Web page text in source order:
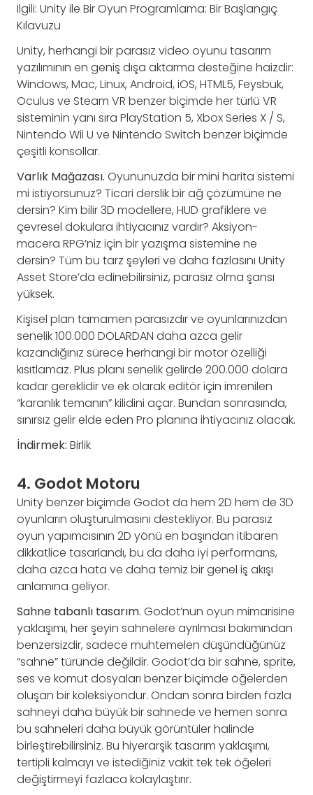
İlgili: Unity ile Bir Oyun Programlama: Bir Başlangıç
Kılavuzu
Unity, herhangi bir parasız video oyunu tasarım
yazılımının en geniş dışa aktarma desteğine haizdir:
Windows, Mac, Linux, Android, iOS, HTML5, Feysbuk,
Oculus ve Steam VR benzer biçimde her türlü VR
sisteminin yanı sıra PlayStation 5, Xbox Series X / S,
Nintendo Wii U ve Nintendo Switch benzer biçimde
çeşitli konsollar.
Varlık Mağazası. Oyununuzda bir mini harita sistemi
mi istiyorsunuz? Ticari derslik bir ağ çözümüne ne
dersin? Kim bilir 3D modellere, HUD grafiklere ve
çevresel dokulara ihtiyacınız vardır? Aksiyon-
macera RPG’niz için bir yazışma sistemine ne
dersin? Tüm bu tarz şeyleri ve daha fazlasını Unity
Asset Store’da edinebilirsiniz, parasız olma şansı
yüksek.
Kişisel plan tamamen parasızdır ve oyunlarınızdan
senelik 100.000 DOLARDAN daha azca gelir
kazandığınız sürece herhangi bir motor özelliği
kısıtlamaz. Plus planı senelik gelirde 200.000 dolara
kadar gereklidir ve ek olarak editör için imrenilen
“karanlık temanın” kilidini açar. Bundan sonrasında,
sınırsız gelir elde eden Pro planına ihtiyacınız olacak.
İndirmek: Birlik
4. Godot Motoru
Unity benzer biçimde Godot da hem 2D hem de 3D
oyunların oluşturulmasını destekliyor. Bu parasız
oyun yapımcısının 2D yönü en başından itibaren
dikkatlice tasarlandı, bu da daha iyi performans,
daha azca hata ve daha temiz bir genel iş akışı
anlamına geliyor.
Sahne tabanlı tasarım. Godot’nun oyun mimarisine
yaklaşımı, her şeyin sahnelere ayrılması bakımından
benzersizdir, sadece muhtemelen düşündüğünüz
“sahne” türünde değildir. Godot’da bir sahne, sprite,
ses ve komut dosyaları benzer biçimde öğelerden
oluşan bir koleksiyondur. Ondan sonra birden fazla
sahneyi daha büyük bir sahnede ve hemen sonra
bu sahneleri daha büyük görüntüler halinde
birleştirebilirsiniz. Bu hiyerarşik tasarım yaklaşımı,
tertipli kalmayı ve istediğiniz vakit tek tek öğeleri
değiştirmeyi fazlaca kolaylaştırır.